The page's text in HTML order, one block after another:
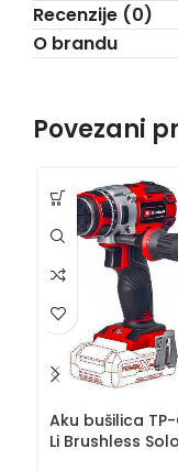
Recenzije (0)
O brandu
Povezani
Aku bušilica TP-
Li Brushless Solo